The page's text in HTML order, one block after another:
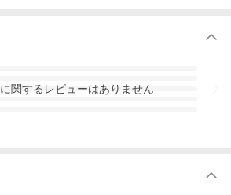
に関するレビューはありません